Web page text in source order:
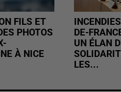
FILS ET
PHOTOS
À NICE
DE-
UN ÉLAN
LES...